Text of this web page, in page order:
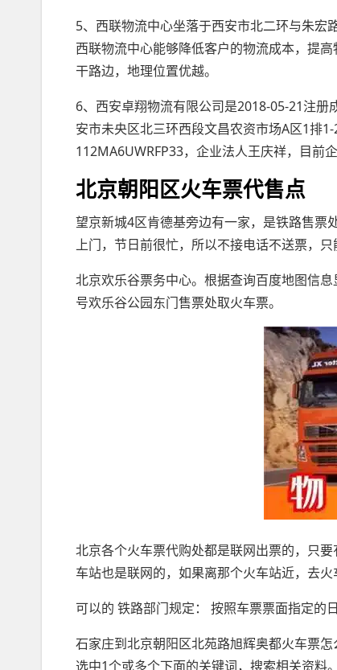
5、西联物流中心坐落于西安市北二环与朱宏
西联物流中心能够降低客户的物流成本，提
干路边，地理位置优越。
6、西安卓翔物流有限公司是2018-05-21注
安市未央区北三环西段文昌农资市场A区1排
112MA6UWRFP33，企业法人王庆祥，目前
北京朝阳区火车票代售点
望京新城4区肯德基旁边有一家，是铁路售票
上门，节日前很忙，所以不接电话不送票，
北京欢乐谷票务中心。根据查询百度地图信
号欢乐谷公园东门售票处取火车票。
北京各个火车票代购处都是联网出票的，只
车站也是联网的，如果离那个火车站近，去火
可以的 铁路部门规定： 按照车票票面指定的
石家庄到北京朝阳区北苑路旭辉奥都火车票
选中1个或多个下面的关键词，搜索相关资料